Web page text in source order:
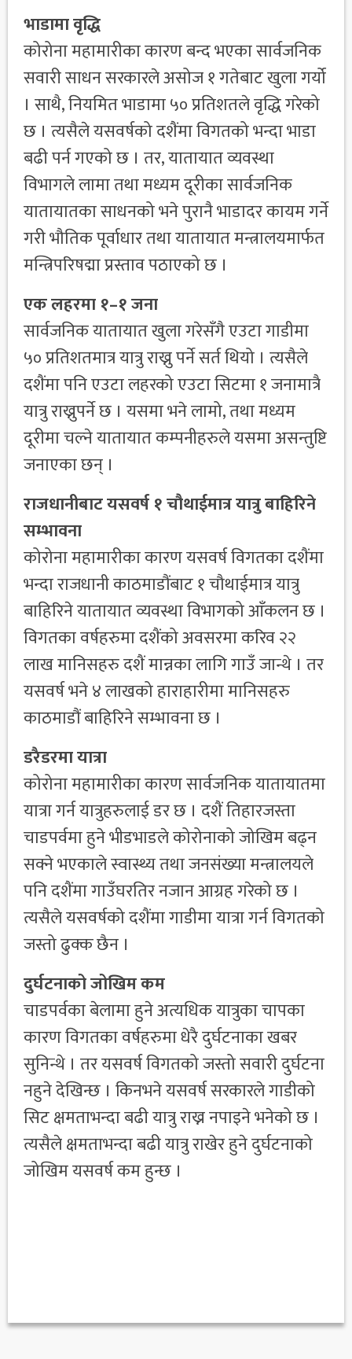
भाडामा वृद्धि
कोरोना महामारीका कारण बन्द भएका सार्वजनिक
सवारी साधन सरकारले असोज १ गतेबाट खुला गर्यो
। साथै, नियमित भाडामा ५० प्रतिशतले वृद्धि गरेको
छ । त्यसैले यसवर्षको दशैंमा विगतको भन्दा भाडा
बढी पर्न गएको छ । तर, यातायात व्यवस्था
विभागले लामा तथा मध्यम दूरीका सार्वजनिक
यातायातका साधनको भने पुरानै भाडादर कायम गर्ने
गरी भौतिक पूर्वाधार तथा यातायात मन्त्रालयमार्फत
मन्त्रिपरिषद्मा प्रस्ताव पठाएको छ ।
एक लहरमा १–१ जना
सार्वजनिक यातायात खुला गरेसँगै एउटा गाडीमा
५० प्रतिशतमात्र यात्रु राख्नु पर्ने सर्त थियो । त्यसैले
दशैंमा पनि एउटा लहरको एउटा सिटमा १ जनामात्रै
यात्रु राख्नुपर्ने छ । यसमा भने लामो, तथा मध्यम
दूरीमा चल्ने यातायात कम्पनीहरुले यसमा असन्तुष्टि
जनाएका छन् ।
राजधानीबाट यसवर्ष १ चौथाईमात्र यात्रु बाहिरिने
सम्भावना
कोरोना महामारीका कारण यसवर्ष विगतका दशैंमा
भन्दा राजधानी काठमाडौंबाट १ चौथाईमात्र यात्रु
बाहिरिने यातायात व्यवस्था विभागको आँकलन छ ।
विगतका वर्षहरुमा दशैंको अवसरमा करिव २२
लाख मानिसहरु दशैं मान्नका लागि गाउँ जान्थे । तर
यसवर्ष भने ४ लाखको हाराहारीमा मानिसहरु
काठमाडौं बाहिरिने सम्भावना छ ।
डरैडरमा यात्रा
कोरोना महामारीका कारण सार्वजनिक यातायातमा
यात्रा गर्न यात्रुहरुलाई डर छ । दशैं तिहारजस्ता
चाडपर्वमा हुने भीडभाडले कोरोनाको जोखिम बढ्न
सक्ने भएकाले स्वास्थ्य तथा जनसंख्या मन्त्रालयले
पनि दशैंमा गाउँघरतिर नजान आग्रह गरेको छ ।
त्यसैले यसवर्षको दशैंमा गाडीमा यात्रा गर्न विगतको
जस्तो ढुक्क छैन ।
दुर्घटनाको जोखिम कम
चाडपर्वका बेलामा हुने अत्यधिक यात्रुका चापका
कारण विगतका वर्षहरुमा धेरै दुर्घटनाका खबर
सुनिन्थे । तर यसवर्ष विगतको जस्तो सवारी दुर्घटना
नहुने देखिन्छ । किनभने यसवर्ष सरकारले गाडीको
सिट क्षमताभन्दा बढी यात्रु राख्न नपाइने भनेको छ ।
त्यसैले क्षमताभन्दा बढी यात्रु राखेर हुने दुर्घटनाको
जोखिम यसवर्ष कम हुन्छ ।